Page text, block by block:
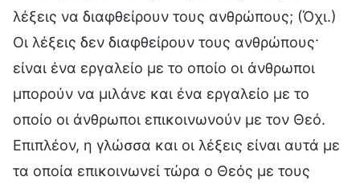
λέξεις να διαφθείρουν τους ανθρώπους; (Όχι.)
Οι λέξεις δεν διαφθείρουν τους ανθρώπους·
είναι ένα εργαλείο με το οποίο οι άνθρωποι
μπορούν να μιλάνε και ένα εργαλείο με το
οποίο οι άνθρωποι επικοινωνούν με τον Θεό.
Επιπλέον, η γλώσσα και οι λέξεις είναι αυτά με
τα οποία επικοινωνεί τώρα ο Θεός με τους